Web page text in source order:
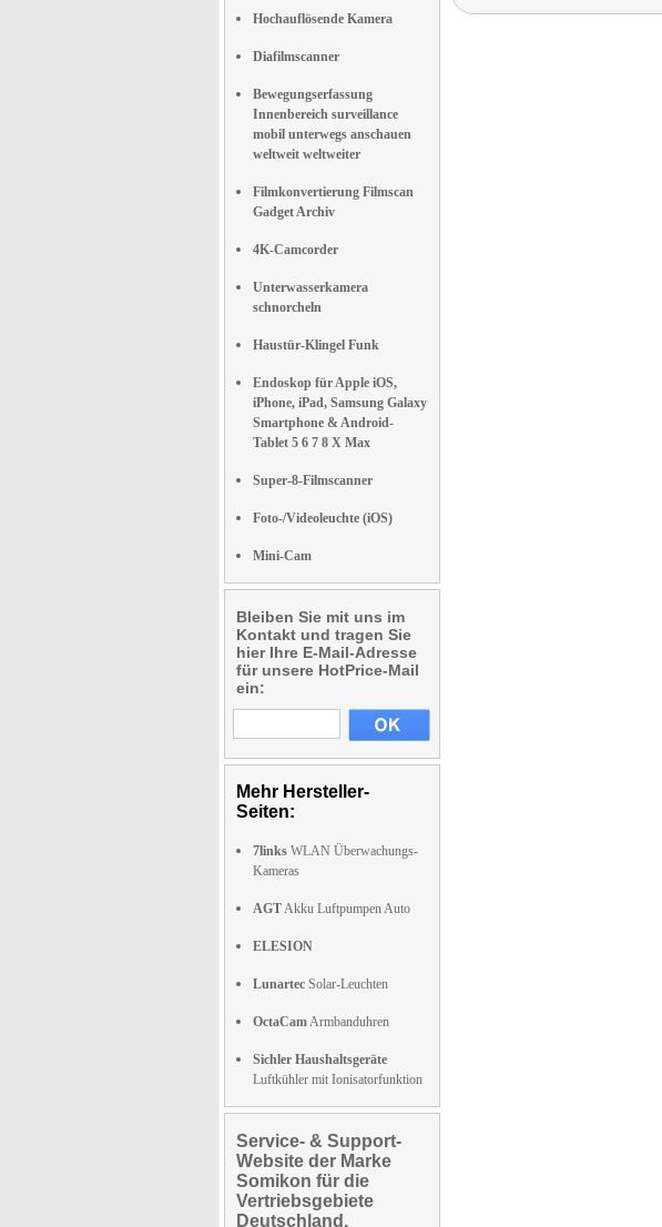
Hochauflösende Kamera
Diafilmscanner
Bewegungserfassung
Innenbereich surveillance
mobil unterwegs anschauen
weltweit weltweiter
Filmkonvertierung Filmscan
Gadget Archiv
4K-Camcorder
Unterwasserkamera
schnorcheln
Haustür-Klingel Funk
Endoskop für Apple iOS,
iPhone, iPad, Samsung Galaxy
Smartphone & Android-
Tablet 5 6 7 8 X Max
Super-8-Filmscanner
Foto-/Videoleuchte (iOS)
Mini-Cam
Bleiben Sie mit uns im
Kontakt und tragen Sie
hier Ihre E-Mail-Adresse
für unsere HotPrice-Mail
ein:
Mehr Hersteller-
Seiten:
7links WLAN Überwachungs-
Kameras
AGTAkku Luftpumpen Auto
ELESION
Lunartec Solar-Leuchten
OctaCamArmbanduhren
Sichler Haushaltsgeräte
Luftkühler mit Ionisatorfunktion
Service- & Support-
Website der Marke
Somikon für die
Vertriebsgebiete
Deutschland,